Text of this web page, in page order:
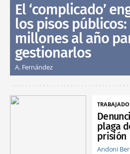
El ‘complicado’
los pisos públicos:
millones al año
gestionarlos
A. Fernández
plaga
prisión
Andoni